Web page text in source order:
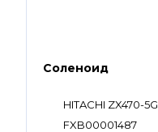
Соленоид
HITACHI ZX470-5G
FXB00001487